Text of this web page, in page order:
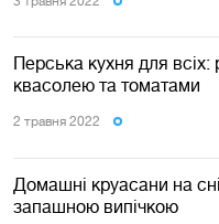
Перська кухня для
квасолею та томатами
2 травня 2022
Домашні круасани на
запашною випічкою